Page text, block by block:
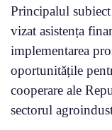
Principalul
vizat asistența
implementarea
oportunitățile
cooperare ale
sectorul